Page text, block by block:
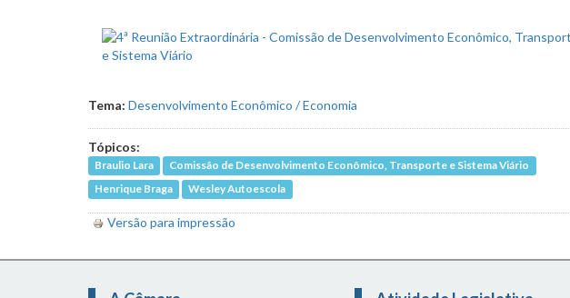
Tema: Desenvolvimento Econômico / Economia
Tópicos:
Braulio Lara
Comissão de Desenvolvimento Econômico, Transporte e Sistema Viário
Henrique Braga
Wesley Autoescola
Versão para impressão